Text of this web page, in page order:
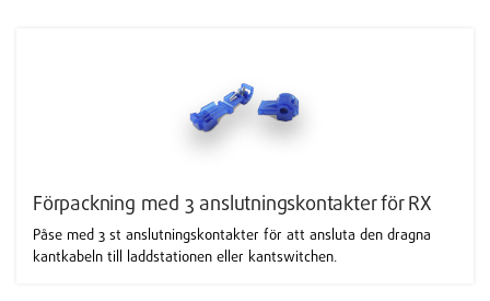
Förpackning med 3 anslutningskontakter för RX
Påse med 3 st anslutningskontakter för att ansluta den dragna
kantkabeln till laddstationen eller kantswitchen.